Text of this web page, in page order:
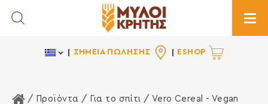
Toggle Search
ΣΗΜΕΙΑ ΠΩΛΗΣΗΣ ESHOP
Αρχική Σελίδα
/ Προϊόντα / Για το σπίτι / Vero Cereal - Vegan